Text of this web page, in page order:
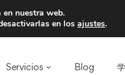
de 75€ de
Servicios Blog
nuestra web.
en losajustes.